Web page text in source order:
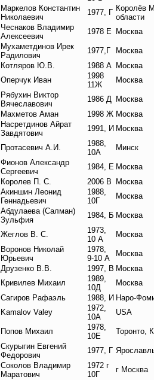
Маркелов Константин
Николаевич
1977, Г Королёв
области
Чеснаков Владимир
Алексеевич
1978 Е Москва
Мухаметдинов Ирек
Радилович
1977,Г
Москва
Котляров Ю.В.
1988 А Москва
Оперчук Иван
1998
11Ж
Москва
Рябухин Виктор
Вячеславович
1986 Д Москва
Махметов Аман
1998 Ж Москва
Насретдинов Айрат
Завдятович
1991, И Москва
Протасевич А.И.
1988,
10А
Минск
Фионов Александр
Сергеевич
1984, Е Москва
Королев П. С.
2006 В
Москва
Акиншин Леонид
Геннадьевич
1988,
10Г
Москва
Абдулаева (Салман)
Зульфия
1984, Б Москва
Жеглов В. С.
1973,
10 А
Москва
Воронов Николай
Юрьевич
1978,
9-10 А
Москва
Друзенко В.В.
1997, В Москва
Кривилев Михаил
1989,
10Д
Москва
Сагиров Рафаэль
1988, И Наро-
Kamalov Valey
1972,
10A
USA
Попов Михаил
1978,
10Е
Торонто,
Скурыгин Евгений
Федорович
1977, Г
Соколов Владимир
Маратович
1972 г
10Г
г Москва